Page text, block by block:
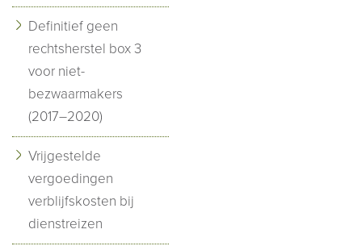
Definitief geen
rechtsherstel box 3
voor niet-
bezwaarmakers
(2017–2020)
Vrijgestelde
vergoedingen
verblijfskosten bij
dienstreizen